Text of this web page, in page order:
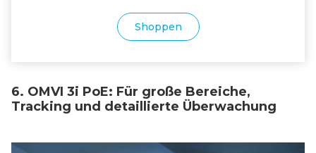
Shoppen
6. OMVI 3i PoE: Für große Bereiche,
Tracking und detaillierte Überwachung